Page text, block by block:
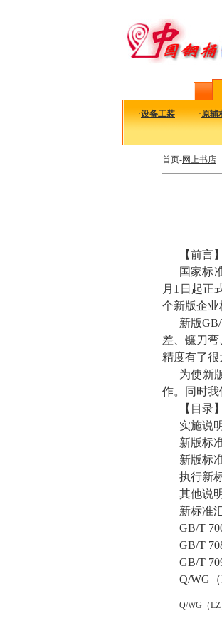
·设备工装 ·原辅
首页-网上书店
【前言】
国家标
月1日起正
个新版企业
新版
差、镰刀
精度有了很
为使新
作。同时我
【目录】
实施说
新版标
新版标
执行新
其他说
新标准
GB/T
GB/T
GB/T
Q/WG
Q/WG（